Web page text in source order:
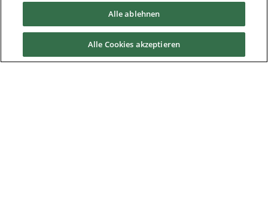
Service & Support
News & Media
Alle ablehnen
Alle Cookies akzeptieren